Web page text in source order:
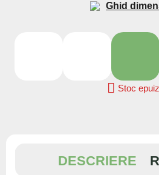
Ghid
80/100
 Stoc
DESCRIERE